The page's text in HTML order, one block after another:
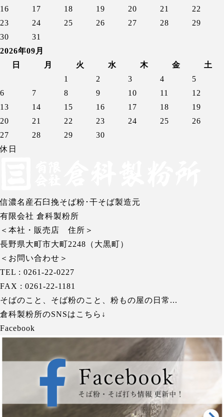
16
17 18 19 20 21
22
23
24 25 26 27 28
29
30
31
2026年09月
日
月 火 水 木 金
土
1
2 3 4
5
6
7 8 9 10 11
12
13
14 15 16 17 18
19
20
21 22 23 24 25
26
27
28 29
30
休日
信濃名産石臼挽そば粉･干そば製造元
有限会社 倉科製粉所
＜本社・販売店 住所＞
長野県大町市大町2248（大黒町）
＜お問い合わせ＞
TEL : 0261-22-0227
FAX : 0261-22-1181
そばのこと、そば粉のこと、粉もの屋の日常...
倉科製粉所のSNSはこちら↓
Facebook